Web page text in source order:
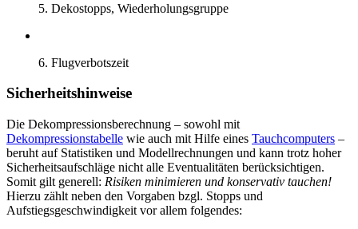
5. Dekostopps, Wiederholungsgruppe
6. Flugverbotszeit
Sicherheitshinweise
Die Dekompressionsberechnung – sowohl mit
Dekompressionstabelle wie auch mit Hilfe eines Tauchcomputers –
beruht auf Statistiken und Modellrechnungen und kann trotz hoher
Sicherheitsaufschläge nicht alle Eventualitäten berücksichtigen.
Somit gilt generell: Risiken minimieren und konservativ tauchen!
Hierzu zählt neben den Vorgaben bzgl. Stopps und
Aufstiegsgeschwindigkeit vor allem folgendes: